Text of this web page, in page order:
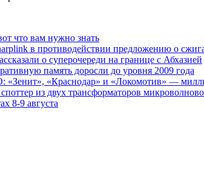
что вам нужно знать
в противодействии предложению о
о суперочереди на границе с Абхазией
память доросли до уровня 2009 года
«Зенит», «Краснодар» и «Локомотив» —
из двух трансформаторов
8-9 августа